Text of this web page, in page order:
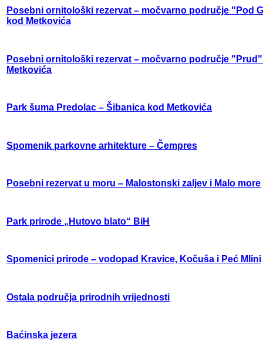
Posebni ornitološki rezervat – močvarno područje "Pod
kod Metkovića
Posebni ornitološki rezervat – močvarno područje
Metkovića
Park šuma Predolac – Šibanica kod Metkovića
Spomenik parkovne arhitekture – Čempres
Posebni rezervat u moru – Malostonski zaljev i Malo more
Park prirode „Hutovo blato“ BiH
Spomenici prirode – vodopad Kravice, Kočuša i Peć Mlini
Ostala područja prirodnih vrijednosti
Baćinska jezera